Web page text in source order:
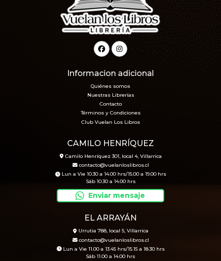
Informacion adicional
Quiénes somos
Nuestras Librerías
Contacto
Términos y Condiciones
Club Vuelan Los Libros
CAMILO HENRÍQUEZ
Camilo Henríquez 301, local 4, Villarrica
contacto@vuelanloslibros.cl
Lun a Vie 10.30 a 14.00 hrs/15.00 a 19.00 hrs
Sáb 10.30 a 14.00 hrs
Enviar mensaje
EL ARRAYÁN
Urrutia 788, local 5, Villarrica
contacto@vuelanloslibros.cl
Lun a Vie 11.00 a 13.45 hrs/15.15 a 18.30 hrs
Sáb 11.00 a 14.00 hrs